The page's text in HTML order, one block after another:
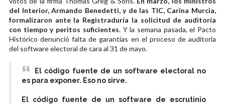
del Interior, Armando Benedetti, y de las TIC, Carina Murcia,
formalizaron ante la Registraduría la solicitud de auditoría
con tiempo y peritos suficientes. Y la semana pasada, el Pacto
Histórico denunció falta de garantías en el proceso de auditoría
del software electoral de cara al 31 de mayo.
El código fuente de un software electoral no
es para exponer. Eso no sirve.
El código fuente de un software de escrutinio